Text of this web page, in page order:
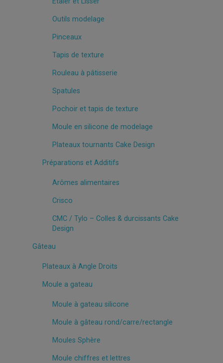
Outils modelage
Pinceaux
Tapis de texture
Rouleau à pâtisserie
Spatules
Pochoir et tapis de texture
Moule en silicone de modelage
Plateaux tournants Cake Design
Préparations et Additifs
Arômes alimentaires
Crisco
CMC / Tylo – Colles & durcissants Cake
Design
Gâteau
Plateaux à Angle Droits
Moule a gateau
Moule à gateau silicone
Moule à gâteau rond/carre/rectangle
Moules Sphère
Moule chiffres et lettres